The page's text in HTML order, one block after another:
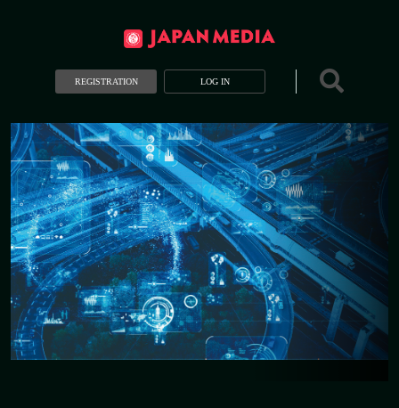
REGISTRATION LOG IN